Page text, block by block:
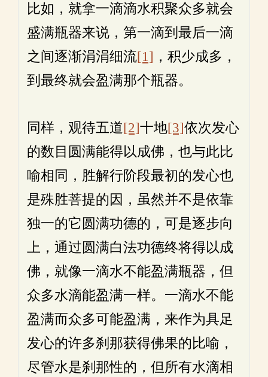
比如，就拿一滴滴水积聚众多就会
盛满瓶器来说，第一滴到最后一滴
之间逐渐涓涓细流[1] ，积少成多，
到最终就会盈满那个瓶器。
同样，观待五道[2]十地[3]依次发心
的数目圆满能得以成佛，也与此比
喻相同，胜解行阶段最初的发心也
是殊胜菩提的因，虽然并不是依靠
独一的它圆满功德的，可是逐步向
上，通过圆满白法功德终将得以成
佛，就像一滴水不能盈满瓶器，但
众多水滴能盈满一样。一滴水不能
盈满而众多可能盈满，来作为具足
发心的许多刹那获得佛果的比喻，
尽管水是刹那性的，但所有水滴相